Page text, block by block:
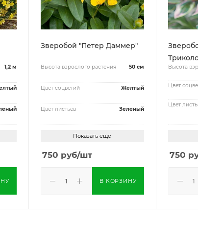
1,2 м
Зверобой "Петер Даммер"
Высота взрослого растения 50 см
Цвет соцветий Желтый
Цвет листьев Зеленый
Показать еще
750 руб/шт
В КОРЗИНУ
Высота
Цвет
Цвет
750